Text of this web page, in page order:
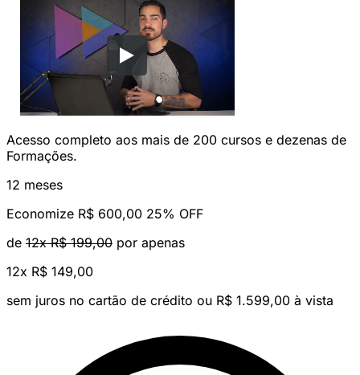
Acesso completo aos mais de 200 cursos e dezenas de
Formações.
12 meses
Economize R$ 600,00 25% OFF
de 12x R$ 199,00 por apenas
12x R$ 149,00
sem juros no cartão de crédito ou R$ 1.599,00 à vista